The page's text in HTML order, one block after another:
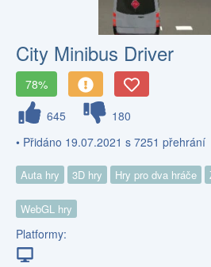
City Minibus Driver
78%
645
180
• Přidáno 19.07.2021 s 7251 přehrání
Auta hry 3D hry Hry pro dva hráče
WebGL hry
Platformy: